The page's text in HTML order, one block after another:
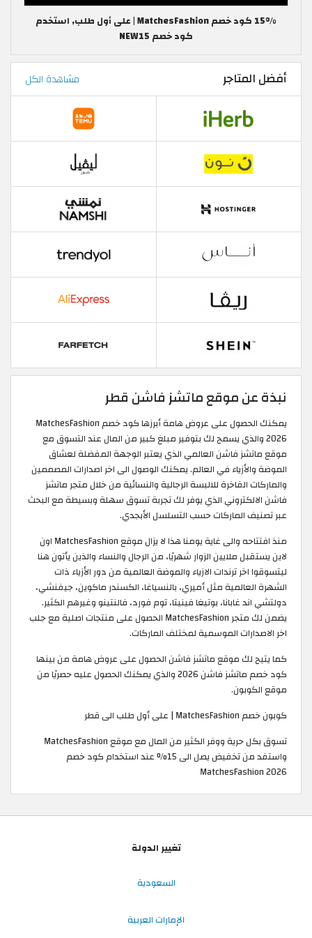
15% كود خصم MatchesFashion | على أول طلب, استخدم
كود خصم NEW15
أفضل المتاجر مشاهدة الكل
نبذة عن موقع ماتشز فاشن قطر
يمكنك الحصول على عروض هامة أبرزها كود خصم MatchesFashion
2026 والذي يسمح لك بتوفير مبلغ كبير من المال عند التسوق مع
موقع ماتشز فاشن العالمي الذي يعتبر الوجهة المفضلة لعشاق
الموضة والأزياء في العالم. يمكنك الوصول الى اخر اصدارات المصممين
والماركات الفاخرة للالبسة الرجالية والنسائية من خلال متجر ماتشز
فاشن الالكتروني الذي يوفر لك تجربة تسوق سهلة وبسيطة مع البحث
عبر تصنيف الماركات حسب التسلسل الأبجدي.
منذ افتتاحه والى غاية يومنا هذا لا يزال موقع MatchesFashion اون
لاين يستقبل ملايين الزوار شهريًا، من الرجال والنساء والذين يأتون هنا
ليتسوقوا اخر ترندات الازياء والموضة العالمية من دور الأزياء ذات
الشهرة العالمية مثل أميري، بالنسياغا، الكسندر ماكوين، جيفنشي،
دولتشي اند غابانا، بوتيغا فينيتا، توم فورد، فالنتينو وغيرهم الكثير.
يضمن لك متجر MatchesFashion الحصول على منتجات اصلية مع جلب
اخر الاصدارات الموسمية لمختلف الماركات.
كما يتيح لك موقع ماتشز فاشن الحصول على عروض هامة من بينها
كود خصم ماتشز فاشن 2026 والذي يمكنك الحصول عليه حصريًا من
موقع الكوبون.
كوبون خصم MatchesFashion | على أول طلب الى قطر
تسوق بكل حرية ووفر الكثير من المال مع موقع MatchesFashion
واستفد من تخفيض يصل الى 15% عند استخدام كود خصم
MatchesFashion 2026
تغيير الدولة
السعودية
الإمارات العربية